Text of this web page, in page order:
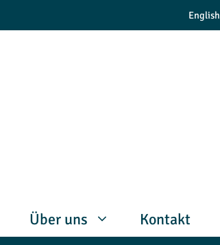
English
Über uns Kontakt